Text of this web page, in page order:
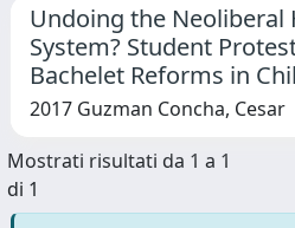
Undoing the Neoliberal
System? Student
Bachelet Reforms in
2017 Guzman Concha, Cesar
Mostrati risultati da 1 a 1
di 1